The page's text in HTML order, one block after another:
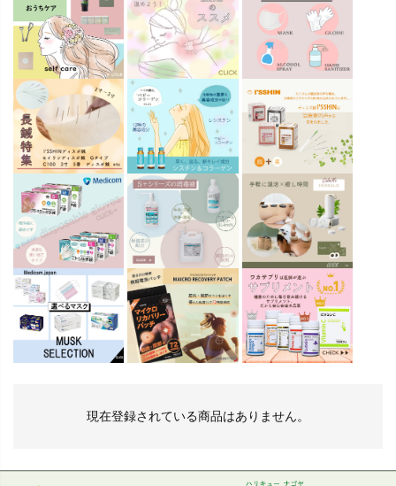
現在登録されている商品はありません。